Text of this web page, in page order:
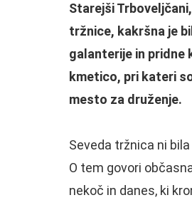
Starejši
tržnice, kakršna je
galanterije in pridne
kmetico, pri kateri
mesto za druženje.
Seveda tržnica ni
O tem govori
nekoč in danes, ki